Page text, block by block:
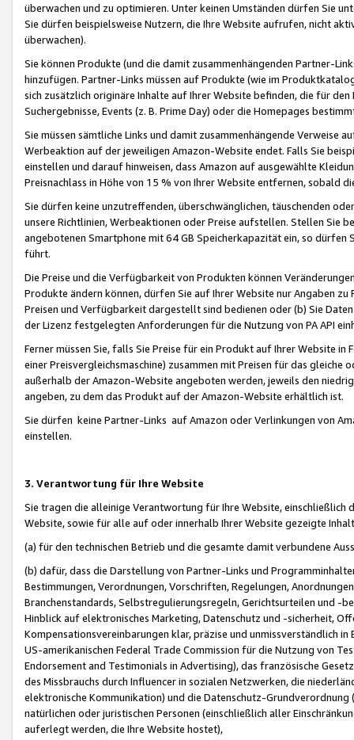
überwachen und zu optimieren. Unter keinen Umständen dürfen Sie
Sie dürfen beispielsweise Nutzern, die Ihre Website aufrufen, nicht
überwachen).
Sie können Produkte (und die damit zusammenhängenden Partner-
hinzufügen. Partner-Links müssen auf Produkte (wie im
sich zusätzlich originäre Inhalte auf Ihrer Website befinden, die für
Suchergebnisse, Events (z. B. Prime Day) oder die Homepages
Sie müssen sämtliche Links und damit zusammenhängende
Werbeaktion auf der jeweiligen Amazon-Website endet. Falls Sie
einstellen und darauf hinweisen, dass Amazon auf ausgewählte
Preisnachlass in Höhe von 15 % von Ihrer Website entfernen, sobald
Sie dürfen keine unzutreffenden, überschwänglichen, täuschenden
unsere Richtlinien, Werbeaktionen oder Preise aufstellen. Stellen Sie
angebotenen Smartphone mit 64 GB Speicherkapazität ein, so dürfen
führt.
Die Preise und die Verfügbarkeit von Produkten können
Produkte ändern können, dürfen Sie auf Ihrer Website nur Angaben
Preisen und Verfügbarkeit dargestellt sind bedienen oder (b) Sie
der Lizenz festgelegten Anforderungen für die Nutzung von PA API
Ferner müssen Sie, falls Sie Preise für ein Produkt auf Ihrer Website
einer Preisvergleichsmaschine) zusammen mit Preisen für das
außerhalb der Amazon-Website angeboten werden, jeweils den
angeben, zu dem das Produkt auf der Amazon-Website erhältlich ist.
Sie dürfen keine Partner-Links auf Amazon oder Verlinkungen von
einstellen.
3. Verantwortung für Ihre Website
Sie tragen die alleinige Verantwortung für Ihre Website,
Website, sowie für alle auf oder innerhalb Ihrer Website gezeigte
(a) für den technischen Betrieb und die gesamte damit verbundene
(b) dafür, dass die Darstellung von Partner-Links und
Bestimmungen, Verordnungen, Vorschriften, Regelungen,
Branchenstandards, Selbstregulierungsregeln, Gerichtsurteilen und -
Hinblick auf elektronisches Marketing, Datenschutz und -sicherheit,
Kompensationsvereinbarungen klar, präzise und unmissverständlich
US-amerikanischen Federal Trade Commission für die Nutzung von
Endorsement and Testimonials in Advertising), das französische
des Missbrauchs durch Influencer in sozialen Netzwerken, die
elektronische Kommunikation) und die Datenschutz-
natürlichen oder juristischen Personen (einschließlich aller
auferlegt werden, die Ihre Website hostet),